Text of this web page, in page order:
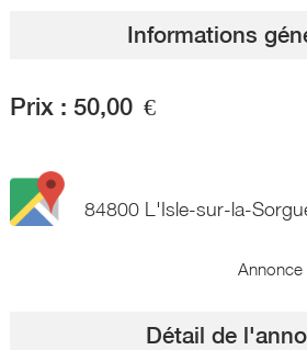
Informations
Prix : 50,00 €
84800 L'Isle-sur-la-
Détail de